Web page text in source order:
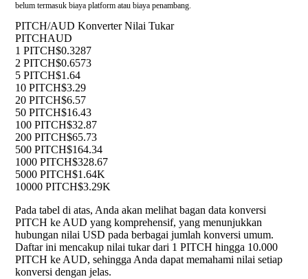
belum termasuk biaya platform atau biaya penambang.
PITCH/AUD Konverter Nilai Tukar
PITCHAUD
1 PITCH$0.3287
2 PITCH$0.6573
5 PITCH$1.64
10 PITCH$3.29
20 PITCH$6.57
50 PITCH$16.43
100 PITCH$32.87
200 PITCH$65.73
500 PITCH$164.34
1000 PITCH$328.67
5000 PITCH$1.64K
10000 PITCH$3.29K
Pada tabel di atas, Anda akan melihat bagan data konversi
PITCH ke AUD yang komprehensif, yang menunjukkan
hubungan nilai USD pada berbagai jumlah konversi umum.
Daftar ini mencakup nilai tukar dari 1 PITCH hingga 10.000
PITCH ke AUD, sehingga Anda dapat memahami nilai setiap
konversi dengan jelas.